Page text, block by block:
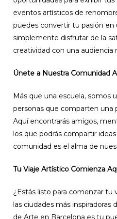
eventos artísticos de
puedes convertir tu pasión en
simplemente disfrutar de la
creatividad con una audiencia
Únete a Nuestra Comunidad
Más que una escuela, somos
personas que comparten una
Aquí encontrarás amigos,
los que podrás compartir
comunidad es el alma de
Tu Viaje Artístico Comienza
¿Estás listo para comenzar tu
las ciudades más inspiradoras
de Arte en Barcelona es tu